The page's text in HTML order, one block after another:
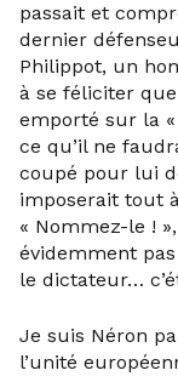
passait et
dernier
Philippot, un
à se féliciter
emporté sur la
ce qu’il ne
coupé pour lui
imposerait tout
« Nommez-le !
évidemment
le dictateur…
Je suis Néron
l’unité